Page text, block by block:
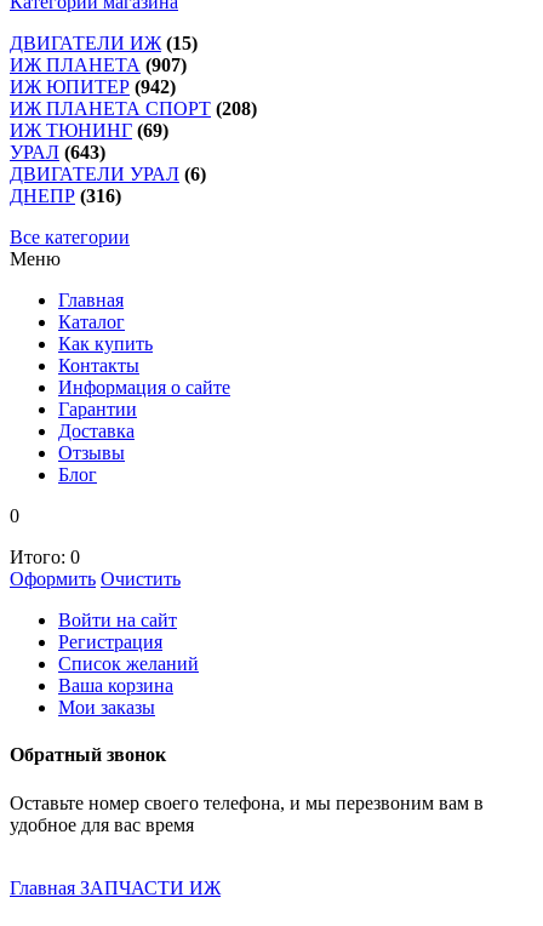
ДВИГАТЕЛИ ИЖ (15)
ИЖ ПЛАНЕТА (907)
ИЖ ЮПИТЕР (942)
ИЖ ПЛАНЕТА СПОРТ (208)
ИЖ ТЮНИНГ (69)
УРАЛ (643)
ДВИГАТЕЛИ УРАЛ (6)
ДНЕПР (316)
Все категории
Меню
Главная
Каталог
Как купить
Контакты
Информация о сайте
Гарантии
Доставка
Отзывы
Блог
0
Итого: 0
Оформить Очистить
Войти на сайт
Регистрация
Список желаний
Ваша корзина
Мои заказы
Обратный звонок
Оставьте номер своего телефона, и мы перезвоним вам в
удобное для вас время
Главная ЗАПЧАСТИ ИЖ